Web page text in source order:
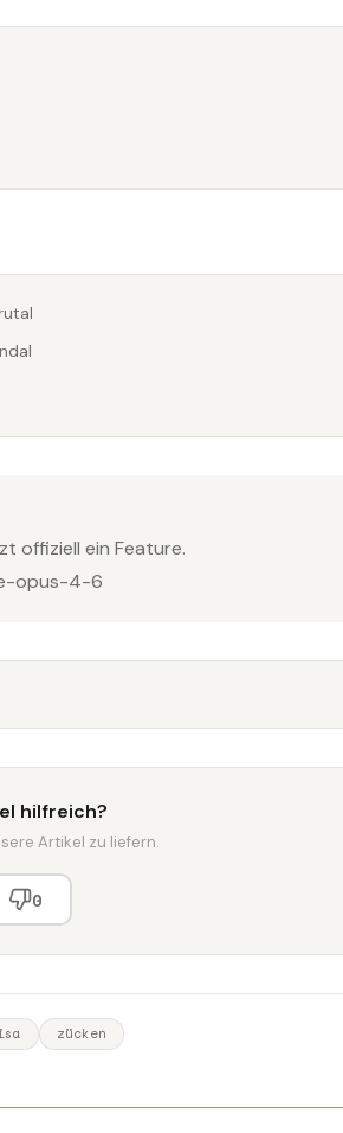
offiziell ein Feature.
opus-4-6
hilfreich?
Artikel zu liefern.
0
zücken